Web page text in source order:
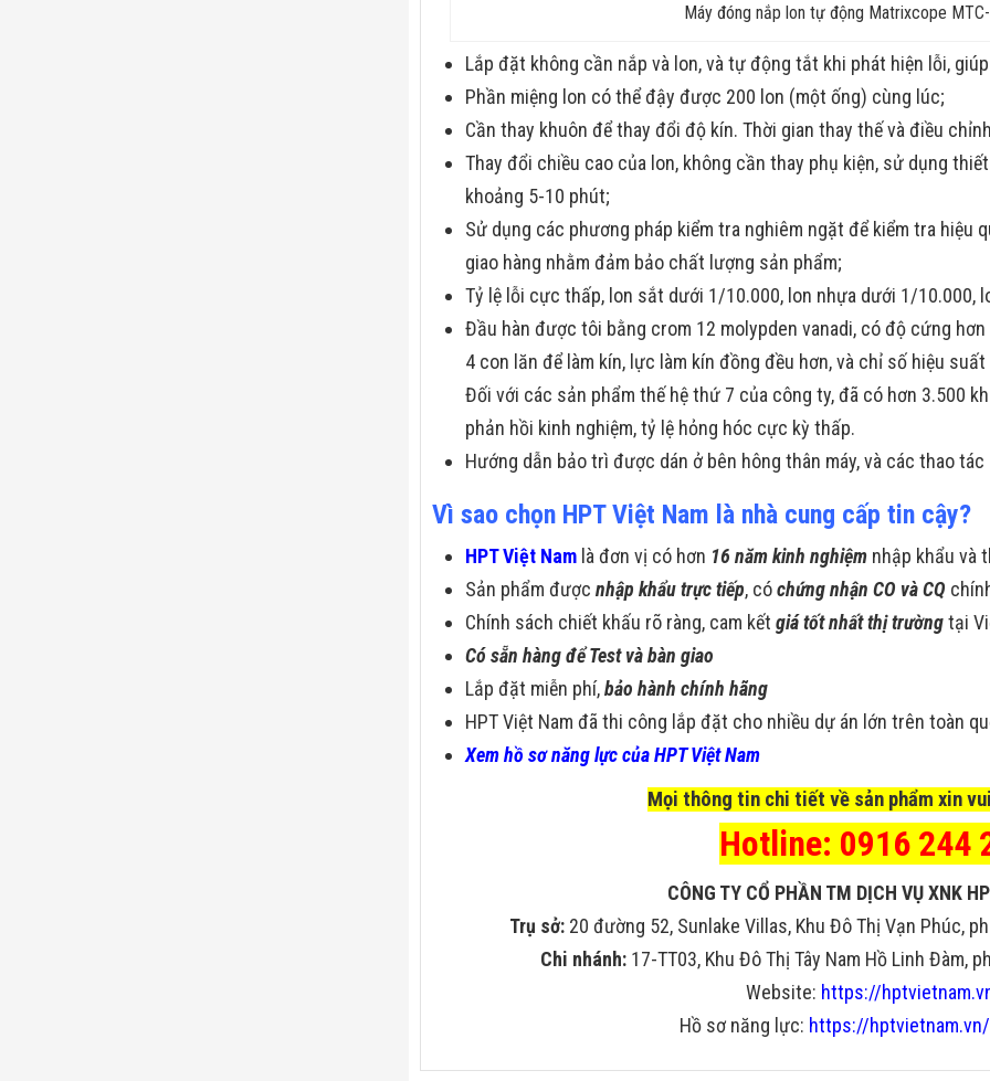
Máy đóng nắp lon tự động Matrixcope
Lắp đặt không cần nắp và lon, và tự động tắt khi phát hiện lỗi,
Phần miệng lon có thể đậy được 200 lon (một ống) cùng lúc;
Cần thay khuôn để thay đổi độ kín. Thời gian thay thế và điều
Thay đổi chiều cao của lon, không cần thay phụ kiện, sử dụng
khoảng 5-10 phút;
Sử dụng các phương pháp kiểm tra nghiêm ngặt để kiểm tra hiệu
giao hàng nhằm đảm bảo chất lượng sản phẩm;
Tỷ lệ lỗi cực thấp, lon sắt dưới 1/10.000, lon nhựa dưới 1/10.000,
Đầu hàn được tôi bằng crom 12 molypden vanadi, có độ cứng
4 con lăn để làm kín, lực làm kín đồng đều hơn, và chỉ số hiệu
Đối với các sản phẩm thế hệ thứ 7 của công ty, đã có hơn 3.500
phản hồi kinh nghiệm, tỷ lệ hỏng hóc cực kỳ thấp.
Hướng dẫn bảo trì được dán ở bên hông thân máy, và các thao
Vì sao chọn HPT Việt Nam là nhà cung cấp tin cậy?
HPT Việt Nam là đơn vị có hơn 16 năm kinh nghiệm nhập khẩu và
Sản phẩm được nhập khẩu trực tiếp, cóchứng nhận CO và CQ
Chính sách chiết khấu rõ ràng, cam kết giá tốt nhất thị trườngtại
Có sẵn hàng để Test và bàn giao
Lắp đặt miễn phí,bảo hành chính hãng
HPT Việt Nam đã thi công lắp đặt cho nhiều dự án lớn trên toàn
Xem hồ sơ năng lực của HPT Việt Nam
Mọi thông tin chi tiết về sản phẩm xin
Hotline: 0916 244
CÔNG TY CỔ PHẦN TM DỊCH VỤ XNK
Trụ sở: 20 đường 52, Sunlake Villas, Khu Đô Thị Vạn Phúc,
Chi nhánh:17-TT03, Khu Đô Thị Tây Nam Hồ Linh Đàm,
Website: https://
Hồ sơ năng lực: https://